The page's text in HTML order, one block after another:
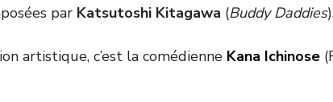
par Katsutoshi Kitagawa (Buddy Daddies
artistique, c’est la comédienne Kana Ichinose